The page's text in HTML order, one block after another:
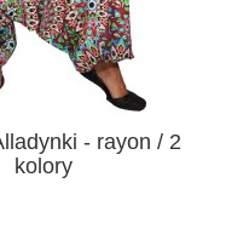
- rayon / 2
kolory